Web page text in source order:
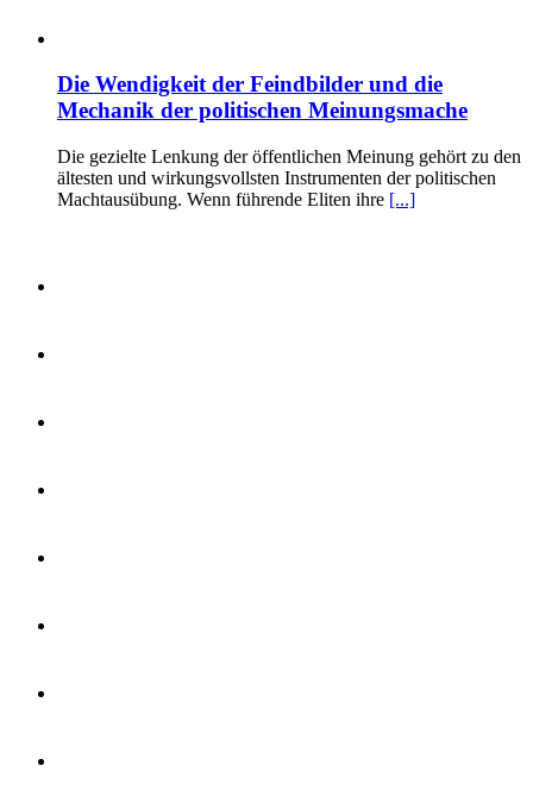
Die Wendigkeit der Feindbilder und die
Mechanik der politischen Meinungsmache
Die gezielte Lenkung der öffentlichen Meinung gehört zu den
ältesten und wirkungsvollsten Instrumenten der politischen
Machtausübung. Wenn führende Eliten ihre [...]